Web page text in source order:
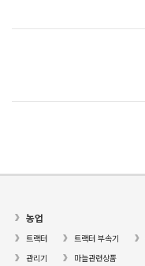
농업
트랙터 트랙터 부속기
관리기
마늘관련상품